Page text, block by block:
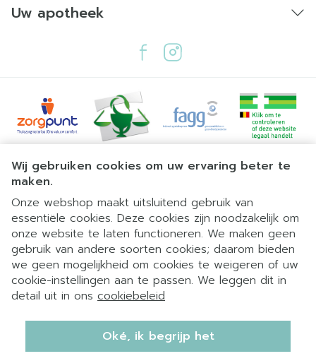
Wij gebruiken cookies om uw ervaring beter te
maken.
Onze webshop maakt uitsluitend gebruik van
essentiële cookies. Deze cookies zijn noodzakelijk om
onze website te laten functioneren. We maken geen
gebruik van andere soorten cookies; daarom bieden
we geen mogelijkheid om cookies te weigeren of uw
cookie-instellingen aan te passen. We leggen dit in
detail uit in ons cookiebeleid
Oké, ik begrijp het
Uw apotheek
Juridische links